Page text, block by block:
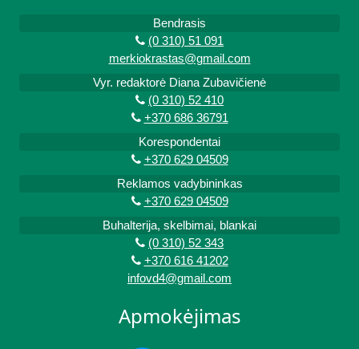
Bendrasis
(0 310) 51 091
merkiokrastas@gmail.com
Vyr. redaktorė Diana Zubavičienė
(0 310) 52 410
+370 686 36791
Korespondentai
+370 629 04509
Reklamos vadybininkas
+370 629 04509
Buhalterija, skelbimai, blankai
(0 310) 52 343
+370 616 41202
infovd4@gmail.com
Apmokėjimas